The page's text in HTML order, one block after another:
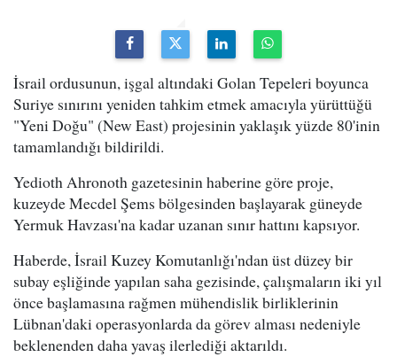
İsrail ordusunun, işgal altındaki Golan Tepeleri boyunca
Suriye sınırını yeniden tahkim etmek amacıyla yürüttüğü
"Yeni Doğu" (New East) projesinin yaklaşık yüzde 80'inin
tamamlandığı bildirildi.
Yedioth Ahronoth gazetesinin haberine göre proje,
kuzeyde Mecdel Şems bölgesinden başlayarak güneyde
Yermuk Havzası'na kadar uzanan sınır hattını kapsıyor.
Haberde, İsrail Kuzey Komutanlığı'ndan üst düzey bir
subay eşliğinde yapılan saha gezisinde, çalışmaların iki yıl
önce başlamasına rağmen mühendislik birliklerinin
Lübnan'daki operasyonlarda da görev alması nedeniyle
beklenenden daha yavaş ilerlediği aktarıldı.